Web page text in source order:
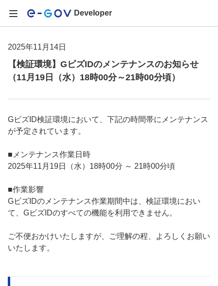
Developer
2025年11月14日
【検証環境】GビズIDのメンテナンスのお知らせ
（11月19日（水）18時00分～21時00分頃）
GビズID検証環境において、下記の時間帯にメンテナンス
が予定されています。
■メンテナンス作業日時
2025年11月19日（水）18時00分 ～ 21時00分頃
■作業影響
GビズIDのメンテナンス作業期間中は、検証環境におい
て、GビズIDのすべての機能を利用できません。
ご不便おかけいたしますが、ご理解の程、よろしくお願い
いたします。